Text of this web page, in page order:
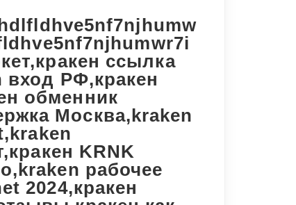
ссылка
вход РФ,кракен
обменник
Москва,kraken
KRNK
рабочее
2024,кракен